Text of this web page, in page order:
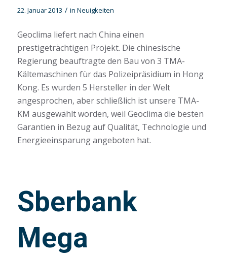
22. Januar 2013 / in Neuigkeiten
Geoclima liefert nach China einen
prestigeträchtigen Projekt. Die chinesische
Regierung beauftragte den Bau von 3 TMA-
Kältemaschinen für das Polizeipräsidium in Hong
Kong. Es wurden 5 Hersteller in der Welt
angesprochen, aber schließlich ist unsere TMA-
KM ausgewählt worden, weil Geoclima die besten
Garantien in Bezug auf Qualität, Technologie und
Energieeinsparung angeboten hat.
Sberbank
Mega